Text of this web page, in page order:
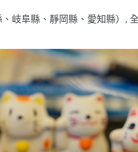
岐阜縣、靜岡縣、愛知縣） ,